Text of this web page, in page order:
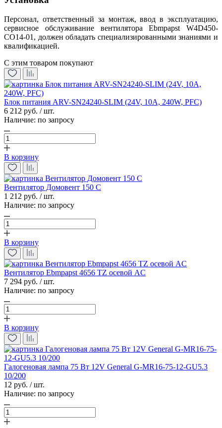
Персонал, ответственный за монтаж, ввод в эксплуатацию,
сервисное обслуживание вентилятора Ebmpapst W4D450-
CO14-01, должен обладать специализированными знаниями и
квалификацией.
С этим товаром покупают
Блок питания ARV-SN24240-SLIM (24V, 10A, 240W, PFC)
6 212 руб. / шт.
Наличие: по запросу
В корзину
Вентилятор Домовент 150 С
1 212 руб. / шт.
Наличие: по запросу
В корзину
Вентилятор Ebmpapst 4656 TZ осевой AC
7 294 руб. / шт.
Наличие: по запросу
В корзину
Галогеновая лампа 75 Вт 12V General G-MR16-75-12-GU5.3
10/200
12 руб. / шт.
Наличие: по запросу